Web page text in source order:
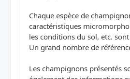
Chaque espèce de
caractéristiques
les conditions du sol, etc.
Un grand nombre de
Les champignons présentés